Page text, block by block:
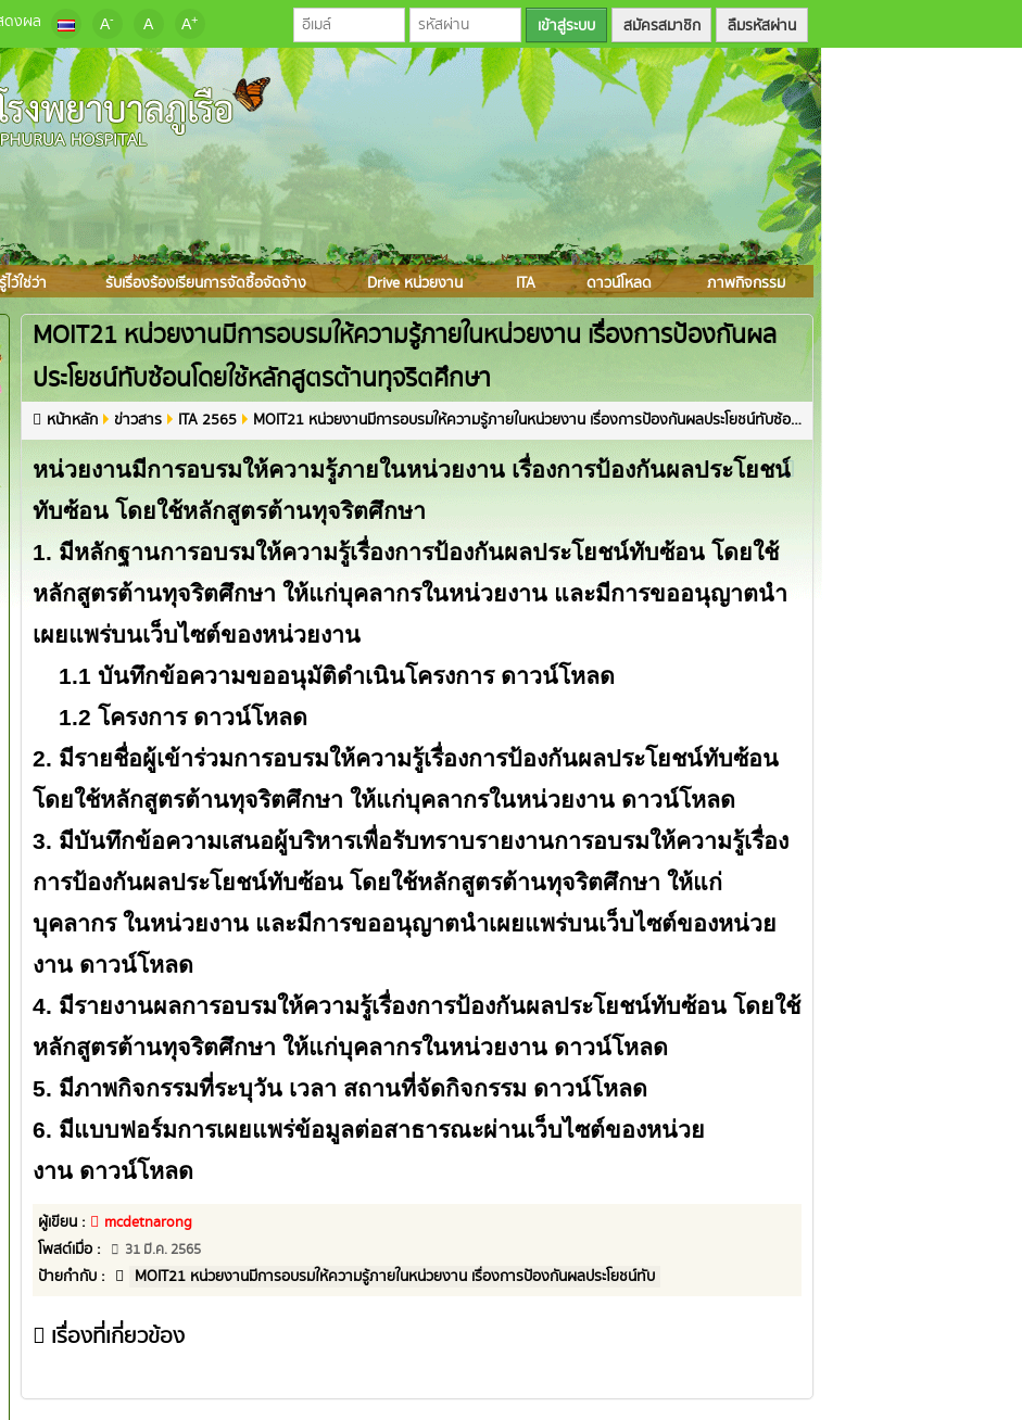
ดงผล A- A A+ สมัครสมาชิก ลืมรหัสผ่าน
รู้ไว้ใช่ว่า รับเรื่องร้องเรียนการจัดซื้อจัดจ้าง Drive หน่วยงาน ITA ดาวน์โหลด ภาพกิจกรรม
MOIT21 หน่วยงานมีการอบรมให้ความรู้ภายในหน่วยงาน เรื่องการป้องกันผล
ประโยชน์ทับซ้อนโดยใช้หลักสูตรต้านทุจริตศึกษา
หน้าหลัก ข่าวสาร ITA 2565 MOIT21 หน่วยงานมีการอบรมให้ความรู้ภายในหน่วยงาน เรื่องการป้องกันผลประโยชน์ทับซ้อนโดยใช้หลักสูตรต้านทุจริตศึกษา
หน่วยงานมีการอบรมให้ความรู้ภายในหน่วยงาน เรื่องการป้องกันผลประโยชน์
ทับซ้อน โดยใช้หลักสูตรต้านทุจริตศึกษา
1. มีหลักฐานการอบรมให้ความรู้เรื่องการป้องกันผลประโยชน์ทับซ้อน โดยใช้
หลักสูตรต้านทุจริตศึกษา ให้แก่บุคลากรในหน่วยงาน และมีการขออนุญาตนำ
เผยแพร่บนเว็บไซต์ของหน่วยงาน
1.1 บันทึกข้อความขออนุมัติดำเนินโครงการ ดาวน์โหลด
1.2 โครงการ ดาวน์โหลด
2. มีรายชื่อผู้เข้าร่วมการอบรมให้ความรู้เรื่องการป้องกันผลประโยชน์ทับซ้อน
โดยใช้หลักสูตรต้านทุจริตศึกษา ให้แก่บุคลากรในหน่วยงาน ดาวน์โหลด
3. มีบันทึกข้อความเสนอผู้บริหารเพื่อรับทราบรายงานการอบรมให้ความรู้เรื่อง
การป้องกันผลประโยชน์ทับซ้อน โดยใช้หลักสูตรต้านทุจริตศึกษา ให้แก่
บุคลากร ในหน่วยงาน และมีการขออนุญาตนำเผยแพร่บนเว็บไซต์ของหน่วย
งาน ดาวน์โหลด
4. มีรายงานผลการอบรมให้ความรู้เรื่องการป้องกันผลประโยชน์ทับซ้อน โดยใช้
หลักสูตรต้านทุจริตศึกษา ให้แก่บุคลากรในหน่วยงาน ดาวน์โหลด
5. มีภาพกิจกรรมที่ระบุวัน เวลา สถานที่จัดกิจกรรม ดาวน์โหลด
6. มีแบบฟอร์มการเผยแพร่ข้อมูลต่อสาธารณะผ่านเว็บไซต์ของหน่วย
งาน ดาวน์โหลด
ผู้เขียน :
mcdetnarong
โพสต์เมื่อ :
31 มี.ค. 2565
ป้ายกำกับ : MOIT21 หน่วยงานมีการอบรมให้ความรู้ภายในหน่วยงาน เรื่องการป้องกันผลประโยชน์ทับ
เรื่องที่เกี่ยวข้อง